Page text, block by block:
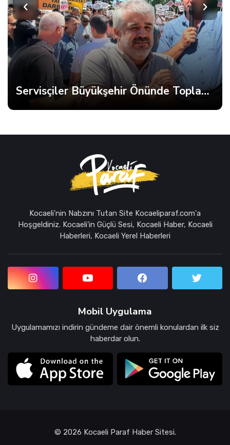
Servisçiler Büyükşehir Önünde Toplandı, Gerginlik Yaşandı
Kocaeli'nin Nabzını Tutan Site Kocaeliparaf.com'a
Hoşgeldiniz. Kocaeli'in Güçlü Sesi, Kocaeli Haber, Kocaeli
Haberleri, Kocaeli Yerel Haberleri
Mobil Uygulama
Uygulamamızı indirin gündeme dair önemli konulardan ilk siz
haberdar olun.
© 2026 Kocaeli Paraf Haber Sitesi.